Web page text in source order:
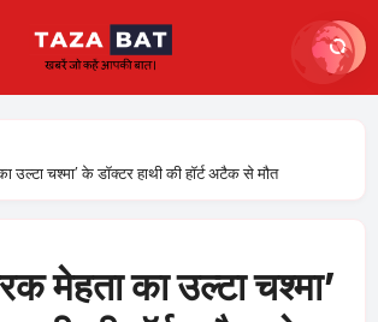
उल्टा चश्मा’ के डॉक्टर हाथी की हॉर्ट अटैक से मौत
मेहता का उल्टा चश्मा’